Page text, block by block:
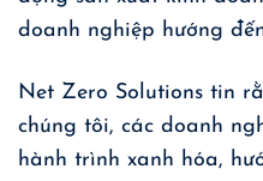
doanh nghiệp hướng
Net Zero Solutions tin
chúng tôi, các doanh
hành trình xanh hóa,